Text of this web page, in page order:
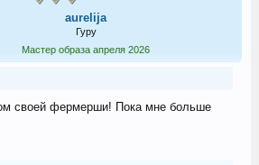
aurelija
Гуру
Мастер образа апреля 2026
своей фермерши! Пока мне больше